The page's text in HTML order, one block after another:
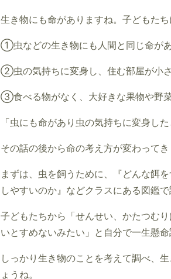
生き物にも命がありますね。子どもた
①虫などの生き物にも人間と同じ命が
②虫の気持ちに変身し、住む部屋が小
③食べる物がなく、大好きな果物や野
「虫にも命があり虫の気持ちに変身し
その話の後から命の考え方が変わってき
まずは、虫を飼うために、『どんな餌
しやすいのか』などクラスにある図鑑で
子どもたちから「せんせい、かたつむ
いとすめないみたい」と自分で一生懸
しっかり生き物のことを考えて調べ、
ょうね。